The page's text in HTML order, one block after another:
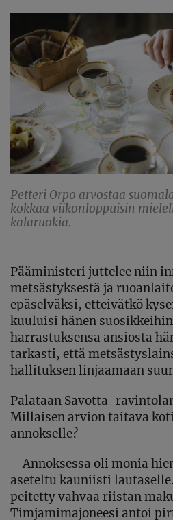
Petteri Orpo arvostaa
kokkaa viikonloppuisin
kalaruokia.
Pääministeri juttelee niin
metsästyksestä ja
epäselväksi, etteivätkö
kuuluisi hänen
harrastuksensa ansiosta
tarkasti, että
hallituksen linjaamaan
Palataan Savotta-
Millaisen arvion taitava
annokselle?
– Annoksessa oli monia
aseteltu kauniisti
peitetty vahvaa riistan
Timjamimajoneesi antoi